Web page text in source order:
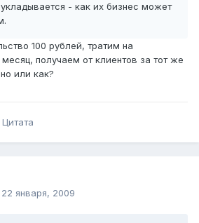
- как их бизнес может
100 рублей, тратим на
получаем от клиентов за тот же
или как?
Цитата
22 января, 2009